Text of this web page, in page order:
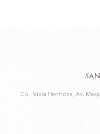
Col. Vista Hermosa, Av.